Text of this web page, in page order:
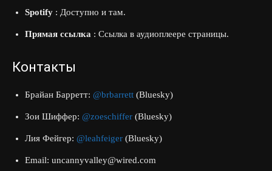
Spotify : Доступно и там.
Прямая ссылка : Ссылка в аудиоплеере страницы.
Контакты
Брайан Барретт: @brbarrett (Bluesky)
Зои Шиффер: @zoeschiffer (Bluesky)
Лия Фейгер: @leahfeiger (Bluesky)
Email: uncannyvalley@wired.com